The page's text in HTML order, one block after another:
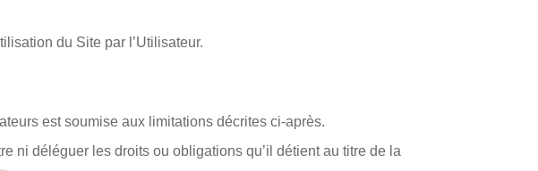
du Site par l’Utilisateur.
est soumise aux limitations décrites ci-après.
ni déléguer les droits ou obligations qu’il détient au titre de la